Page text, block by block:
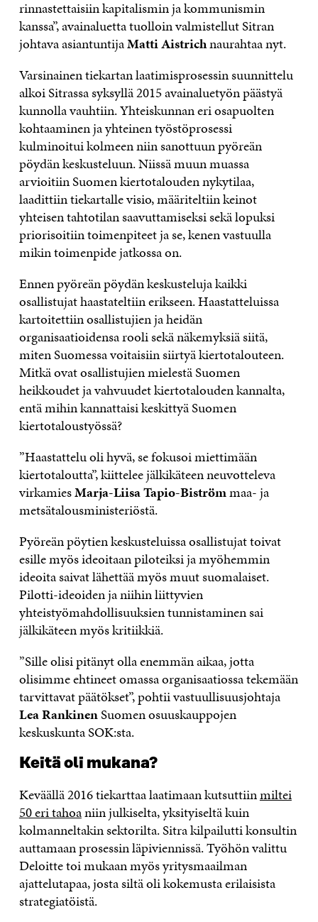
rinnastettaisiin kapitalismin ja kommunismin
kanssa”, avainaluetta tuolloin valmistellut Sitran
johtava asiantuntijaMatti Aistrichnaurahtaa nyt.
Varsinainen tiekartan laatimisprosessin suunnittelu
alkoi Sitrassa syksyllä 2015 avainaluetyön päästyä
kunnolla vauhtiin. Yhteiskunnan eri osapuolten
kohtaaminen ja yhteinen työstöprosessi
kulminoitui kolmeen niin sanottuun pyöreän
pöydän keskusteluun. Niissä muun muassa
arvioitiin Suomen kiertotalouden nykytilaa,
laadittiin tiekartalle visio, määriteltiin keinot
yhteisen tahtotilan saavuttamiseksi sekä lopuksi
priorisoitiin toimenpiteet ja se, kenen vastuulla
mikin toimenpide jatkossa on.
Ennen pyöreän pöydän keskusteluja kaikki
osallistujat haastateltiin erikseen. Haastatteluissa
kartoitettiin osallistujien ja heidän
organisaatioidensa rooli sekä näkemyksiä siitä,
miten Suomessa voitaisiin siirtyä kiertotalouteen.
Mitkä ovat osallistujien mielestä Suomen
heikkoudet ja vahvuudet kiertotalouden kannalta,
entä mihin kannattaisi keskittyä Suomen
kiertotaloustyössä?
”Haastattelu oli hyvä, se fokusoi miettimään
kiertotaloutta”, kiittelee jälkikäteen neuvotteleva
virkamiesMarja-Liisa Tapio-Biströmmaa- ja
metsätalousministeriöstä.
Pyöreän pöytien keskusteluissa osallistujat toivat
esille myös ideoitaan piloteiksi ja myöhemmin
ideoita saivat lähettää myös muut suomalaiset.
Pilotti-ideoiden ja niihin liittyvien
yhteistyömahdollisuuksien tunnistaminen sai
jälkikäteen myös kritiikkiä.
”Sille olisi pitänyt olla enemmän aikaa, jotta
olisimme ehtineet omassa organisaatiossa tekemään
tarvittavat päätökset”, pohtii vastuullisuusjohtaja
Lea RankinenSuomen osuuskauppojen
keskuskunta SOK:sta.
Keitä oli mukana?
Keväällä 2016 tiekarttaa laatimaan kutsuttiinmiltei
50 eri tahoaniin julkiselta, yksityiseltä kuin
kolmanneltakin sektorilta. Sitra kilpailutti konsultin
auttamaan prosessin läpiviennissä. Työhön valittu
Deloitte toi mukaan myös yritysmaailman
ajattelutapaa, josta siltä oli kokemusta erilaisista
strategiatöistä.